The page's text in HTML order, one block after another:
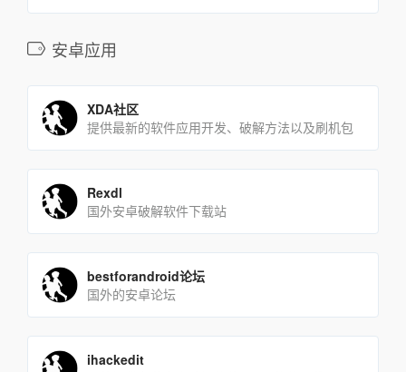
安卓应用
XDA社区
提供最新的软件应用开发、破解方法以及刷机包
Rexdl
国外安卓破解软件下载站
bestforandroid论坛
国外的安卓论坛
ihackedit